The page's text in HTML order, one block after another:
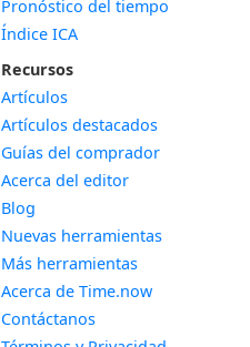
Pronóstico del tiempo
Índice ICA
Recursos
Artículos
Artículos destacados
Guías del comprador
Acerca del editor
Blog
Nuevas herramientas
Más herramientas
Acerca de Time.now
Contáctanos